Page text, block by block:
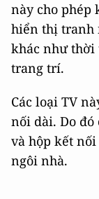
này cho phép
hiển thị tranh
khác như thời
trang trí.
Các loại TV
nối dài. Do
và hộp kết
ngôi nhà.